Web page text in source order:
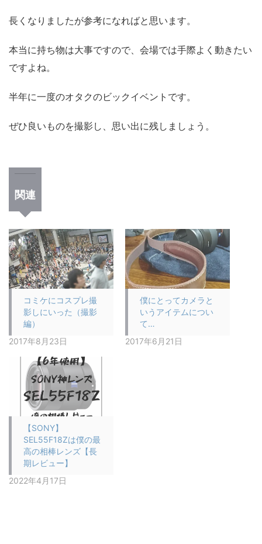
長くなりましたが参考になればと思います。
本当に持ち物は大事ですので、会場では手際よく動きたい
ですよね。
半年に一度のオタクのビックイベントです。
ぜひ良いものを撮影し、思い出に残しましょう。
関連
コミケにコスプレ撮
影しにいった（撮影
編）
2017年8月23日
僕にとってカメラと
いうアイテムについ
て…
2017年6月21日
【SONY】
SEL55F18Zは僕の最
高の相棒レンズ【長
期レビュー】
2022年4月17日